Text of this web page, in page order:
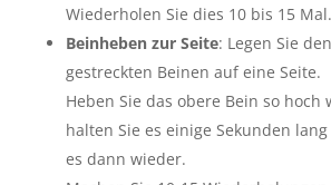
Wiederholen Sie dies 10 bis 15 Mal.
Beinheben zur Seite: Legen Sie
gestreckten Beinen auf eine Seite.
Heben Sie das obere Bein so hoch
halten Sie es einige Sekunden
es dann wieder.